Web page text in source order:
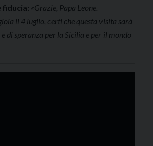
fiducia: «Grazie, Papa Leone.
il 4 luglio, certi che questa visita sarà
di speranza per la Sicilia e per il mondo